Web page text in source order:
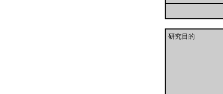
研究目的